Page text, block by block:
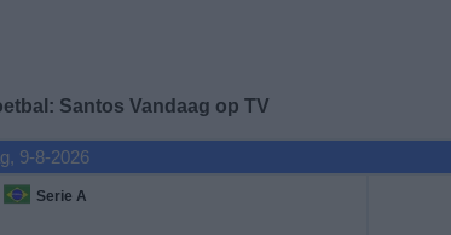
Santos Vandaag op TV
9-8-2026
Serie A